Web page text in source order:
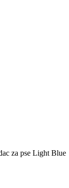
za pse Light Blue